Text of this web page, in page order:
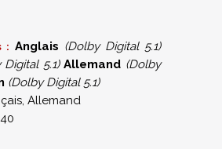
: Anglais (Dolby Digital 5.1)
Digital 5.1) Allemand (Dolby
(Dolby Digital 5.1)
Allemand